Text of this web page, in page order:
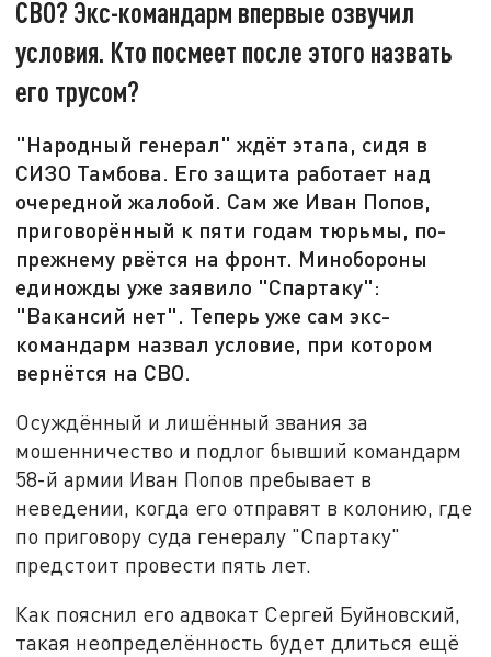
СВО? Экс-командарм впервые озвучил
условия. Кто посмеет после этого назвать
его трусом?
"Народный генерал" ждёт этапа, сидя в
СИЗО Тамбова. Его защита работает над
очередной жалобой. Сам же Иван Попов,
приговорённый к пяти годам тюрьмы, по-
прежнему рвётся на фронт. Минобороны
единожды уже заявило "Спартаку":
"Вакансий нет". Теперь уже сам экс-
командарм назвал условие, при котором
вернётся на СВО.
Осуждённый и лишённый звания за
мошенничество и подлог бывший командарм
58-й армии Иван Попов пребывает в
неведении, когда его отправят в колонию, где
по приговору суда генералу "Спартаку"
предстоит провести пять лет.
Как пояснил его адвокат Сергей Буйновский,
такая неопределённость будет длиться ещё